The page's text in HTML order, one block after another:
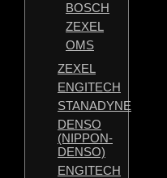
BOSCH
ZEXEL
OMS
ZEXEL
ENGITECH
STANADYNE
DENSO
(NIPPON-
DENSO)
ENGITECH